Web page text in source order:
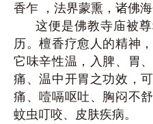
香乍 ，法界蒙熏，诸佛
这便是佛教寺庙被
历。檀香疗愈人的精神
它味辛性温，入脾、胃
痛、温中开胃之功效，
痛、噎嗝呕吐、胸闷不
蚊虫叮咬、皮肤疾病。